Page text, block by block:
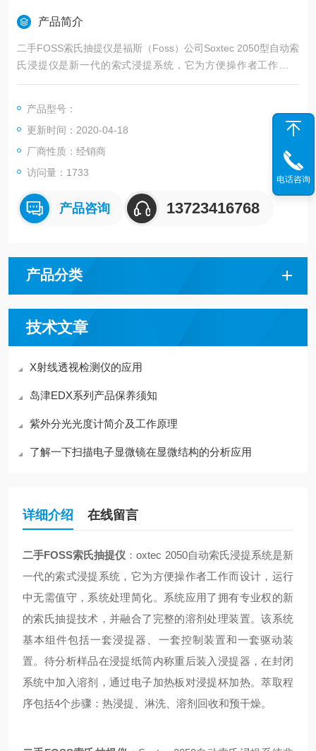
产品简介
二手FOSS索氏抽提仪是福斯（Foss）公司Soxtec 2050型自动索
氏浸提仪是新一代的索式浸提系统，它为方便操作者工作而设
计，运行中无需值守，系统处理简化，在设计方面和投入团队也
产品型号：
更新时间：2020-04-18
厂商性质：经销商
访问量：1733
产品咨询 13723416768
产品分类
技术文章
X射线透视检测仪的应用
岛津EDX系列产品保养须知
紫外分光光度计简介及工作原理
了解一下扫描电子显微镜在显微结构的分析应用
详细介绍 在线留言
二手FOSS索氏抽提仪 ：oxtec 2050自动索氏浸提系统是新
一代的索式浸提系统，它为方便操作者工作而设计，运行
中无需值守，系统处理简化。系统应用了拥有专业权的新
的索氏抽提技术，并融合了完整的溶剂处理装置。该系统
基本组件包括一套浸提器、一套控制装置和一套驱动装
置。待分析样品在浸提纸筒内称重后装入浸提器，在封闭
系统中加入溶剂，通过电子加热板对浸提杯加热。萃取程
序包括4个步骤：热浸提、淋洗、溶剂回收和预干燥。
电话咨询